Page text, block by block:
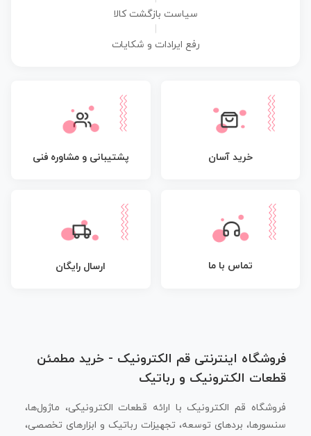
سیاست بازگشت کالا
رفع ایرادات و شکایات
خرید آسان پشتیبانی و مشاوره فنی
تماس با ما ارسال رایگان
فروشگاه اینترنتی قم الکترونیک - خرید مطمئن
قطعات الکترونیک و رباتیک
فروشگاه قم الکترونیک با ارائه قطعات الکترونیکی، ماژول‌ها،
سنسورها، بردهای توسعه، تجهیزات رباتیک و ابزارهای تخصصی،